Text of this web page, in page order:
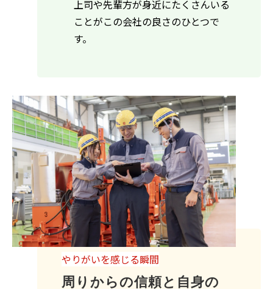
上司や先輩方が身近にたくさんいる
ことがこの会社の良さのひとつで
す。
やりがいを感じる瞬間
周りからの信頼と自身の